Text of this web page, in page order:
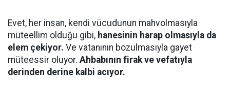
Evet, her insan, kendi vücudunun mahvolmasıyla
müteellim olduğu gibi, hanesinin harap olmasıyla da
elem çekiyor. Ve vatanının bozulmasıyla gayet
müteessir oluyor. Ahbabının firak ve vefatıyla
derinden derine kalbi acıyor.